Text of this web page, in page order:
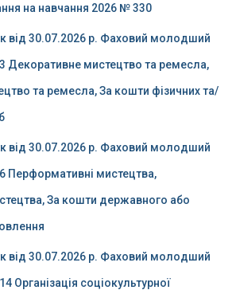
на навчання 2026 № 330
від 30.07.2026 р. Фаховий молодший
Декоративне мистецтво та ремесла,
та ремесла, За кошти фізичних та/
від 30.07.2026 р. Фаховий молодший
Перформативні мистецтва,
За кошти державного або
від 30.07.2026 р. Фаховий молодший
Організація соціокультурної